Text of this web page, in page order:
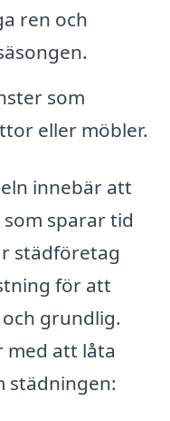
ren och
som
eller möbler.
innebär att
sparar tid
städföretag
för att
grundlig.
med att låta
städningen: